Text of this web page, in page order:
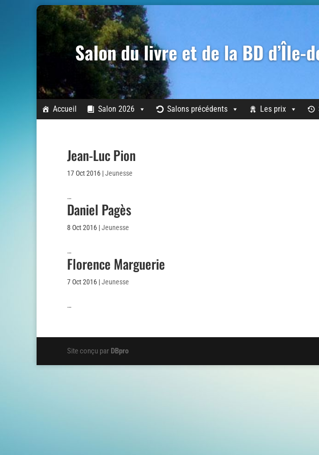
Salon du livre et de la BD d’Île-
Accueil Salon 2026 Salons précédents Les prix
Jean-Luc Pion
17 Oct 2016 |Jeunesse
…
Daniel Pagès
8 Oct 2016 |Jeunesse
…
Florence Marguerie
7 Oct 2016 |Jeunesse
…
Site conçu par DBpro